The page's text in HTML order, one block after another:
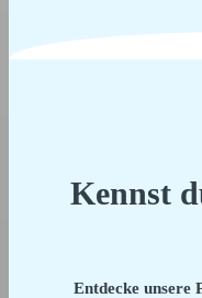
Kennst
Entdecke unsere